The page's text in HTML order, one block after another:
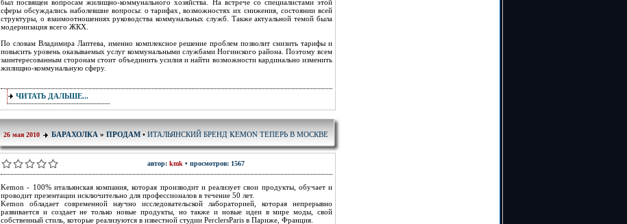
был посвящен вопросам жилищно-коммунального хозяйства. На встрече со специалистами этой
сферы обсуждались наболевшие вопросы: о тарифах, возможностях их снижения, состоянии всей
структуры, о взаимоотношениях руководства коммунальных служб. Также актуальной темой была
модернизация всего ЖКХ.
По словам Владимира Лаптева, именно комплексное решение проблем позволит снизить тарифы и
повысить уровень оказываемых услуг коммунальными службами Ногинского района. Поэтому всем
заинтересованным сторонам стоит объединить усилия и найти возможности кардинально изменить
жилищно-коммунальную сферу.
ЧИТАТЬ ДАЛЬШЕ...
26 мая 2010 БАРАХОЛКА » ПРОДАМ • ИТАЛЬЯНСКИЙ БРЕНД KEMON ТЕПЕРЬ В МОСКВЕ
автор: kmk • просмотров: 1567
Kemon - 100% итальянская компания, которая производит и реализует свои продукты, обучает и
проводит презентации исключительно для профессионалов в течение 50 лет.
Kemon обладает современной научно исследовательской лабораторией, которая непрерывно
развивается и создает не только новые продукты, но также и новые идеи в мире моды, свой
собственный стиль, которые реализуются в известной студии PerclersParis в Париже, Франция.